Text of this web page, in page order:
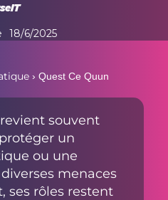
18/6/2025
› Quest Ce Quun
revient souvent
un
ou une
menaces
ses rôles restent